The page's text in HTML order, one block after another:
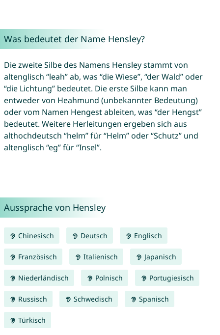
Was bedeutet der Name Hensley?
Die zweite Silbe des Namens Hensley stammt von
altenglisch “leah” ab, was “die Wiese”, “der Wald” oder
“die Lichtung” bedeutet. Die erste Silbe kann man
entweder von Heahmund (unbekannter Bedeutung)
oder vom Namen Hengest ableiten, was “der Hengst”
bedeutet. Weitere Herleitungen ergeben sich aus
althochdeutsch “helm” für “Helm” oder “Schutz” und
altenglisch “eg” für “Insel”.
Aussprache von Hensley
Chinesisch Deutsch Englisch
Französisch Italienisch Japanisch
Niederländisch Polnisch Portugiesisch
Russisch Schwedisch Spanisch
Türkisch